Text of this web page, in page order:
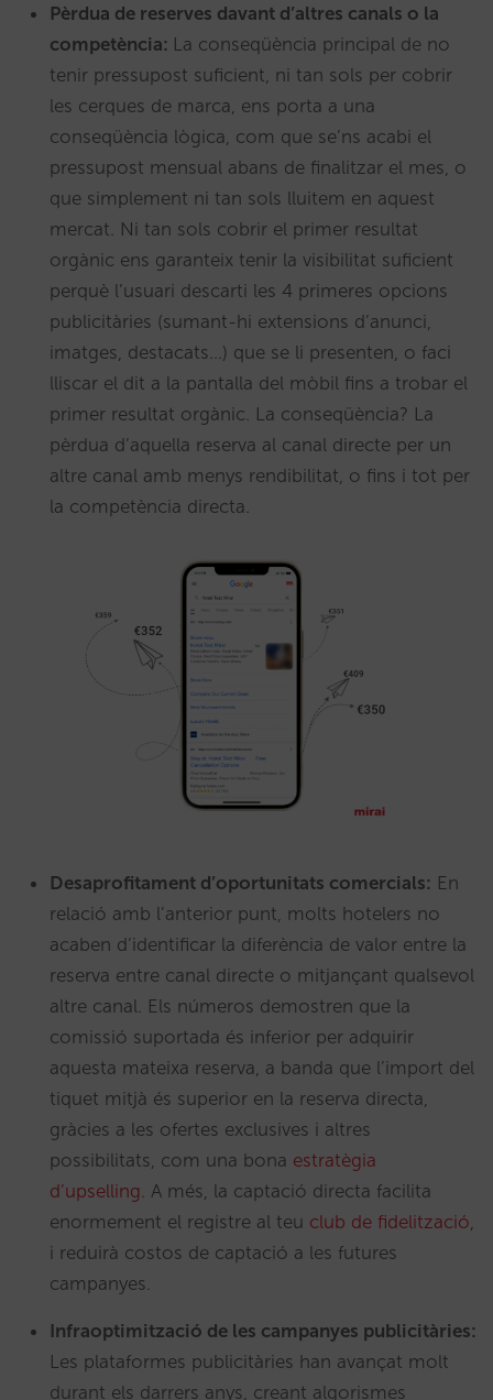
Pèrdua de reserves davant d’altres canals o la
competència: La conseqüència principal de no
tenir pressupost suficient, ni tan sols per cobrir
les cerques de marca, ens porta a una
conseqüència lògica, com que se’ns acabi el
pressupost mensual abans de finalitzar el mes, o
que simplement ni tan sols lluitem en aquest
mercat. Ni tan sols cobrir el primer resultat
orgànic ens garanteix tenir la visibilitat suficient
perquè l’usuari descarti les 4 primeres opcions
publicitàries (sumant-hi extensions d’anunci,
imatges, destacats…) que se li presenten, o faci
lliscar el dit a la pantalla del mòbil fins a trobar el
primer resultat orgànic. La conseqüència? La
pèrdua d’aquella reserva al canal directe per un
altre canal amb menys rendibilitat, o fins i tot per
la competència directa.
Desaprofitament d’oportunitats comercials: En
relació amb l’anterior punt, molts hotelers no
acaben d’identificar la diferència de valor entre la
reserva entre canal directe o mitjançant qualsevol
altre canal. Els números demostren que la
comissió suportada és inferior per adquirir
aquesta mateixa reserva, a banda que l’import del
tiquet mitjà és superior en la reserva directa,
gràcies a les ofertes exclusives i altres
possibilitats, com una bona estratègia
d’upselling. A més, la captació directa facilita
enormement el registre al teu club de fidelització,
i reduirà costos de captació a les futures
campanyes.
Infraoptimització de les campanyes publicitàries:
Les plataformes publicitàries han avançat molt
durant els darrers anys, creant algorismes